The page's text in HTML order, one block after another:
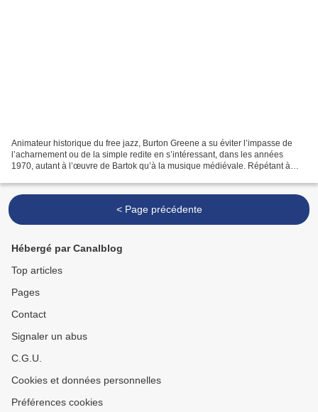
Animateur historique du free jazz, Burton Greene a su éviter l’impasse de
l’acharnement ou de la simple redite en s’intéressant, dans les années
1970, autant à l’œuvre de Bartok qu’à la musique médiévale. Répétant à
< Page précédente
Hébergé par Canalblog
Top articles
Pages
Contact
Signaler un abus
C.G.U.
Cookies et données personnelles
Préférences cookies